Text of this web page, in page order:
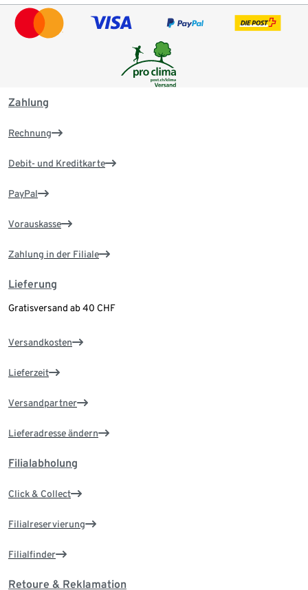
Zahlung
Rechnung
Debit- und Kreditkarte
PayPal
Vorauskasse
Zahlung in der Filiale
Lieferung
Gratisversand ab 40 CHF
Versandkosten
Lieferzeit
Versandpartner
Lieferadresse ändern
Filialabholung
Click & Collect
Filialreservierung
Filialfinder
Retoure & Reklamation